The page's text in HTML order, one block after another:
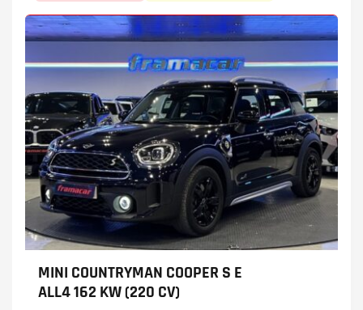
MINI COUNTRYMAN COOPER S E
ALL4 162 KW (220 CV)